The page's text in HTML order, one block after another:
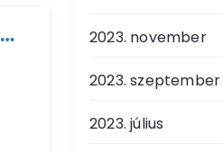
Mit érdemes tudni a mennyezeti klíma beszereléséről? 2023. november
2023. szeptember
2023. július